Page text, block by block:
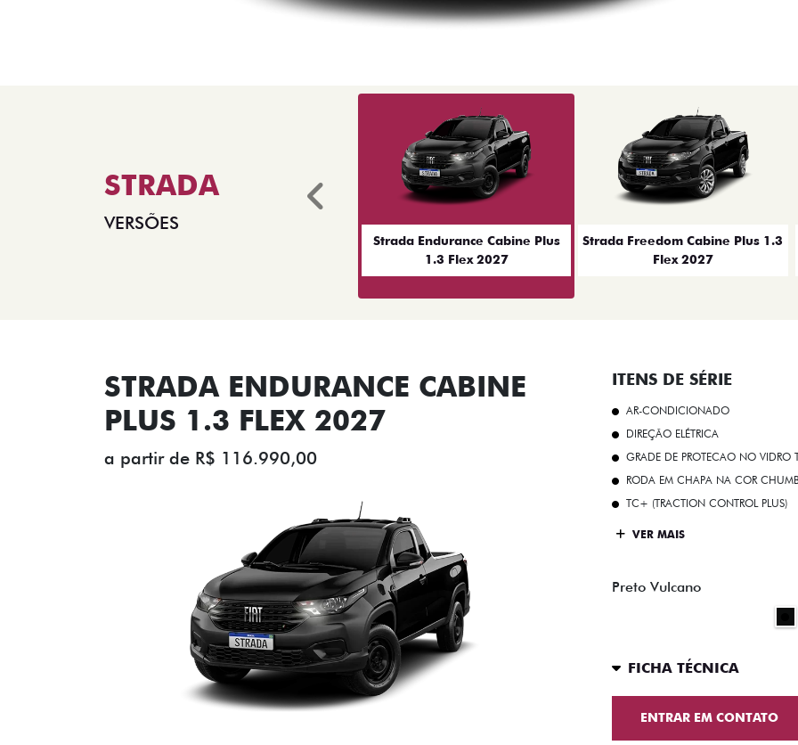
STRADA
VERSÕES
Strada Endurance Cabine Plus
1.3 Flex 2027
Strada Freedom Cabine Plus 1.3
Flex 2027
Anterior
STRADA ENDURANCE CABINE
PLUS 1.3 FLEX 2027
a partir de R$ 116.990,00
ITENS DE SÉRIE
AR-CONDICIONADO
DIREÇÃO ELÉTRICA
GRADE DE PROTECAO NO VIDRO
RODA EM CHAPA NA COR
TC+ (TRACTION CONTROL PLUS)
VER MAIS
Preto Vulcano
FICHA TÉCNICA
ENTRAR EM CONTATO